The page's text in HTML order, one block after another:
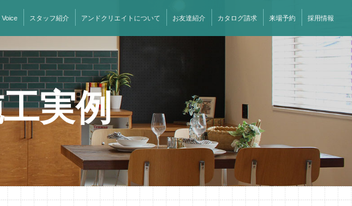
Voice スタッフ紹介 アンドクリエイトについて お友達紹介 カタログ請求 来場予約 採用情報
実例